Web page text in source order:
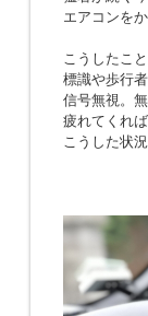
エアコンを
こうしたこ
標識や歩行
信号無視。
疲れてくれ
こうした状